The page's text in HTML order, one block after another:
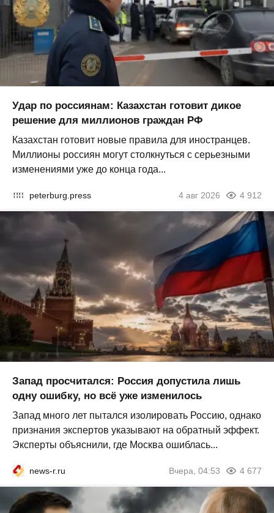
Удар по россиянам: Казахстан готовит дикое
решение для миллионов граждан РФ
Казахстан готовит новые правила для иностранцев.
Миллионы россиян могут столкнуться с серьезными
изменениями уже до конца года...
peterburg.press 4 авг 2026 4 912
Запад просчитался: Россия допустила лишь
одну ошибку, но всё уже изменилось
Запад много лет пытался изолировать Россию, однако
признания экспертов указывают на обратный эффект.
Эксперты объяснили, где Москва ошиблась...
news-r.ru Вчера, 04:53 4 677